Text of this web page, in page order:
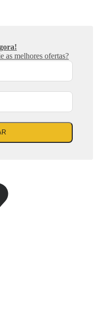
as melhores ofertas?